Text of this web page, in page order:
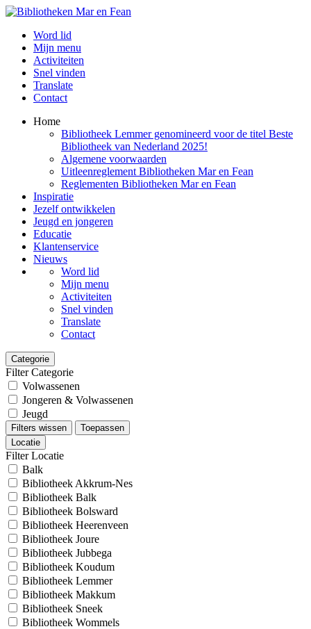
Word lid
Mijn menu
Activiteiten
Snel vinden
Translate
Contact
Home
Bibliotheek Lemmer genomineerd voor de titel Beste
Bibliotheek van Nederland 2025!
Algemene voorwaarden
Uitleenreglement Bibliotheken Mar en Fean
Reglementen Bibliotheken Mar en Fean
Inspiratie
Jezelf ontwikkelen
Jeugd en jongeren
Educatie
Klantenservice
Nieuws
Word lid
Mijn menu
Activiteiten
Snel vinden
Translate
Contact
Categorie
Filter Categorie
Volwassenen
Jongeren & Volwassenen
Jeugd
Filters wissen
Toepassen
Locatie
Filter Locatie
Balk
Bibliotheek Akkrum-Nes
Bibliotheek Balk
Bibliotheek Bolsward
Bibliotheek Heerenveen
Bibliotheek Joure
Bibliotheek Jubbega
Bibliotheek Koudum
Bibliotheek Lemmer
Bibliotheek Makkum
Bibliotheek Sneek
Bibliotheek Wommels